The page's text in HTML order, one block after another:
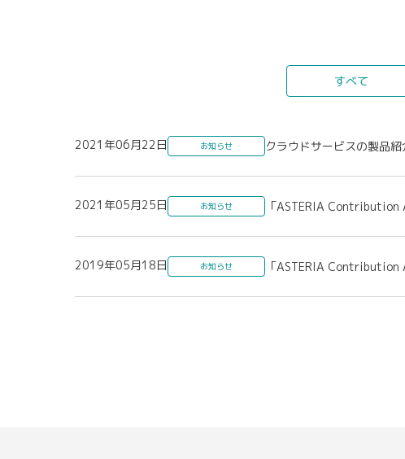
すべて
2021年06月22日 お知らせ クラウドサービスの製品
2021年05月25日 お知らせ 「ASTERIA
2019年05月18日 お知らせ 「ASTERIA